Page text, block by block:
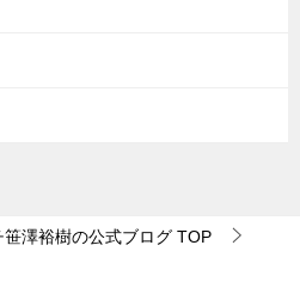
澤裕樹の公式ブログ TOP